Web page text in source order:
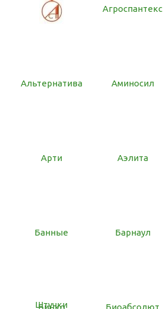
Агроспантекс
Альтернатива Аминосил
Арти Аэлита
Банные
Штучки
Барнаул
Бинко Биоабсолют